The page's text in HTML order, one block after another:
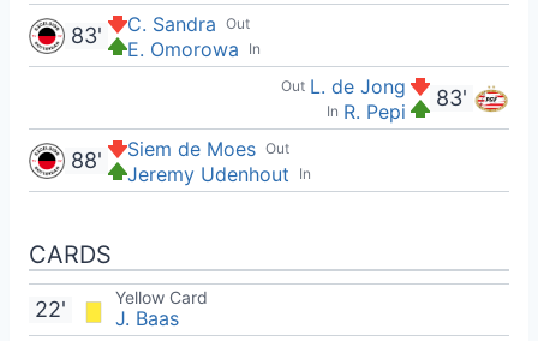
Out
C. Sandra
In
E. Omorowa
83'
83'
Out L. de Jong
In R. Pepi
Out
Siem de Moes
In
Jeremy Udenhout
88'
CARDS
Yellow Card
J. Baas
22'